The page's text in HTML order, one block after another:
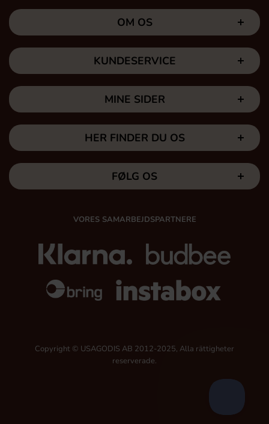
OM OS
KUNDESERVICE
MINE SIDER
HER FINDER DU OS
FØLG OS
VORES SAMARBEJDSPARTNERE
Copyright © USAGODIS AB 2012-2025, Alla rättigheter
reserverade.